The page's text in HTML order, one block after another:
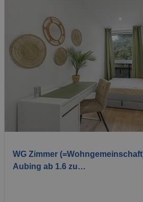
WG Zimmer
Aubing ab 1.6 zu…